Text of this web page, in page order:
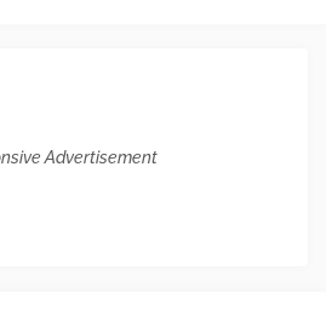
Advertisement